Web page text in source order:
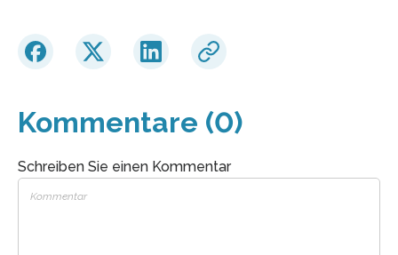
Kommentare (0)
Schreiben Sie einen Kommentar